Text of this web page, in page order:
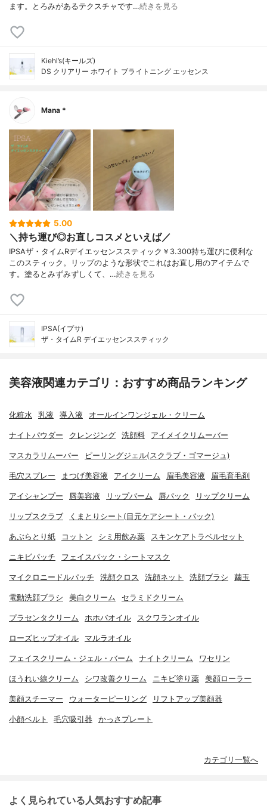
ます。とろみがあるテクスチャです…続きを見る
Kiehl’s(キールズ)
DS クリアリー ホワイト ブライトニング エッセンス
Mana *
5.00
＼持ち運び◎お直しコスメといえば／
IPSAザ・タイムRデイエッセンススティック￥3.300持ち運びに便利な
このスティック。リップのような形状でこれはお直し用のアイテムで
す。塗るとみずみずしくて、…続きを見る
IPSA(イプサ)
ザ・タイムR デイエッセンススティック
美容液関連カテゴリ：おすすめ商品ランキング
化粧水 乳液 導入液 オールインワンジェル・クリーム
ナイトパウダー クレンジング 洗顔料 アイメイクリムーバー
マスカラリムーバー ピーリングジェル(スクラブ・ゴマージュ)
毛穴スプレー まつげ美容液 アイクリーム 眉毛美容液 眉毛育毛剤
アイシャンプー 唇美容液 リップバーム 唇パック リップクリーム
リップスクラブ くまとりシート(目元ケアシート・パック)
あぶらとり紙 コットン シミ用飲み薬 スキンケアトラベルセット
ニキビパッチ フェイスパック・シートマスク
マイクロニードルパッチ 洗顔クロス 洗顔ネット 洗顔ブラシ 繭玉
電動洗顔ブラシ 美白クリーム セラミドクリーム
プラセンタクリーム ホホバオイル スクワランオイル
ローズヒップオイル マルラオイル
フェイスクリーム・ジェル・バーム ナイトクリーム ワセリン
ほうれい線クリーム シワ改善クリーム ニキビ塗り薬 美顔ローラー
美顔スチーマー ウォーターピーリング リフトアップ美顔器
小顔ベルト 毛穴吸引器 かっさプレート
カテゴリ一覧へ
よく見られている人気おすすめ記事